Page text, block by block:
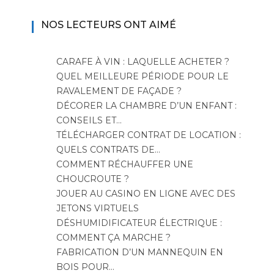
NOS LECTEURS ONT AIMÉ
CARAFE À VIN : LAQUELLE ACHETER ?
QUEL MEILLEURE PÉRIODE POUR LE
RAVALEMENT DE FAÇADE ?
DÉCORER LA CHAMBRE D’UN ENFANT :
CONSEILS ET…
TÉLÉCHARGER CONTRAT DE LOCATION :
QUELS CONTRATS DE…
COMMENT RÉCHAUFFER UNE
CHOUCROUTE ?
JOUER AU CASINO EN LIGNE AVEC DES
JETONS VIRTUELS
DÉSHUMIDIFICATEUR ÉLECTRIQUE :
COMMENT ÇA MARCHE ?
FABRICATION D’UN MANNEQUIN EN
BOIS POUR…